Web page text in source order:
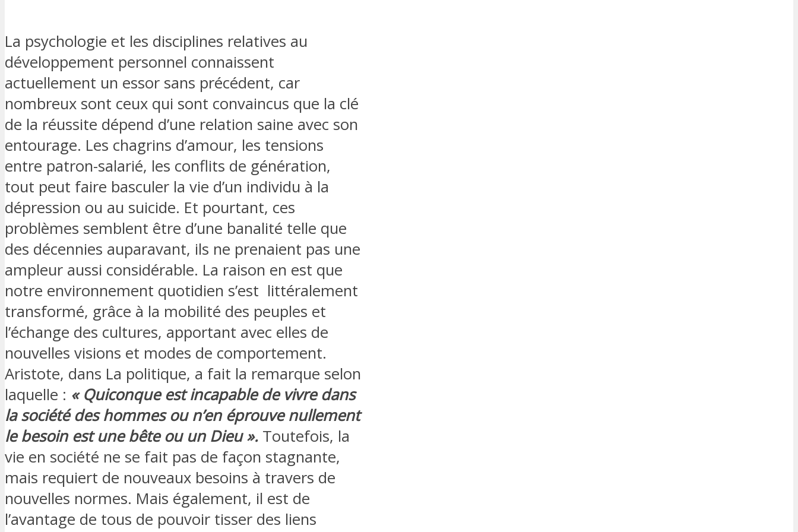
La psychologie et les disciplines relatives au
développement personnel connaissent
actuellement un essor sans précédent, car
nombreux sont ceux qui sont convaincus que la clé
de la réussite dépend d’une relation saine avec son
entourage. Les chagrins d’amour, les tensions
entre patron-salarié, les conflits de génération,
tout peut faire basculer la vie d’un individu à la
dépression ou au suicide. Et pourtant, ces
problèmes semblent être d’une banalité telle que
des décennies auparavant, ils ne prenaient pas une
ampleur aussi considérable. La raison en est que
notre environnement quotidien s’est littéralement
transformé, grâce à la mobilité des peuples et
l’échange des cultures, apportant avec elles de
nouvelles visions et modes de comportement.
Aristote, dans La politique, a fait la remarque selon
laquelle : « Quiconque est incapable de vivre dans
la société des hommes ou n’en éprouve nullement
le besoin est une bête ou un Dieu ». Toutefois, la
vie en société ne se fait pas de façon stagnante,
mais requiert de nouveaux besoins à travers de
nouvelles normes. Mais également, il est de
l’avantage de tous de pouvoir tisser des liens